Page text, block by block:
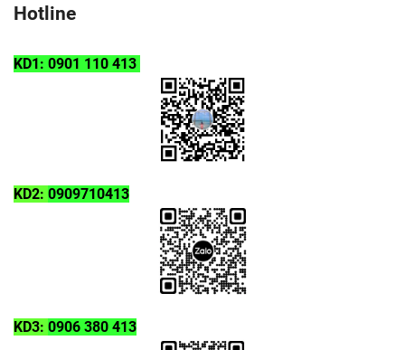
Hotline
KD1: 0901 110 413
KD2: 0909710413
KD3: 0906 380 413